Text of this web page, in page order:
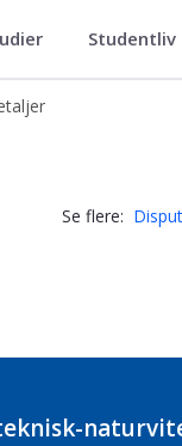
Studentliv
Se flere: